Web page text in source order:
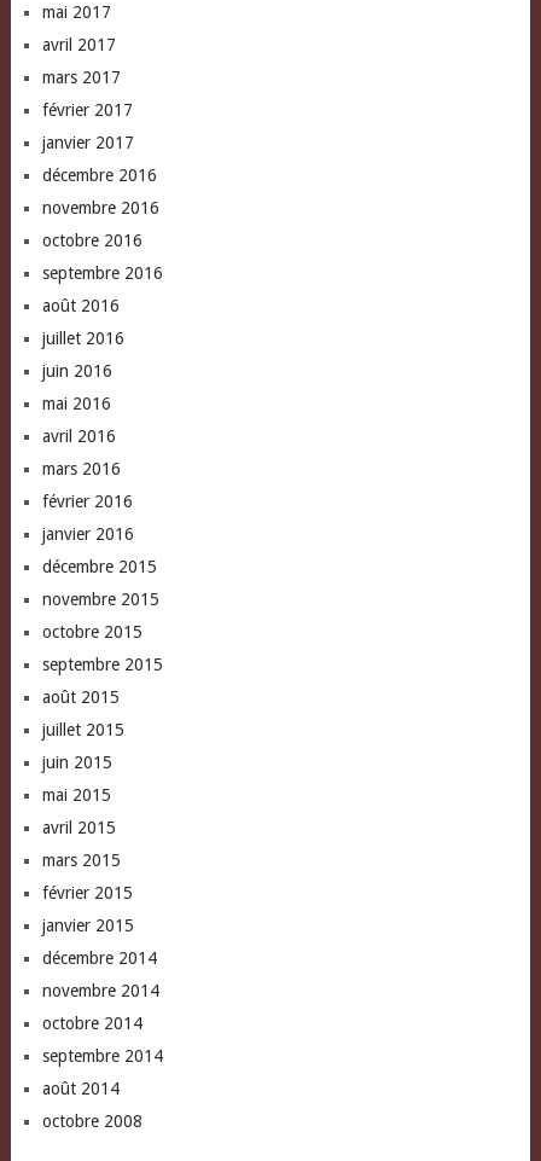
mai 2017
avril 2017
mars 2017
février 2017
janvier 2017
décembre 2016
novembre 2016
octobre 2016
septembre 2016
août 2016
juillet 2016
juin 2016
mai 2016
avril 2016
mars 2016
février 2016
janvier 2016
décembre 2015
novembre 2015
octobre 2015
septembre 2015
août 2015
juillet 2015
juin 2015
mai 2015
avril 2015
mars 2015
février 2015
janvier 2015
décembre 2014
novembre 2014
octobre 2014
septembre 2014
août 2014
octobre 2008